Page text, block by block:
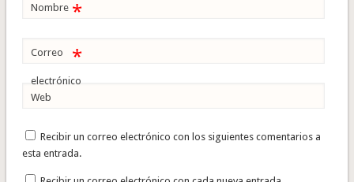
Nombre *
Correo
electrónico
*
Web
Recibir un correo electrónico con los siguientes comentarios a
esta entrada.